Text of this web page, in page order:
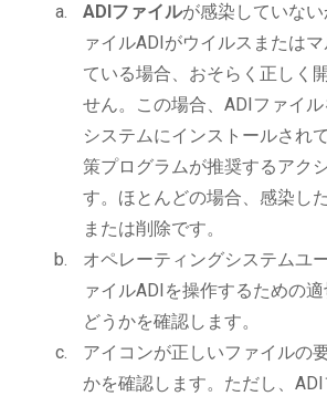
ADIファイルが感染していな
ァイルADIがウイルスまたは
ている場合、おそらく正しく
せん。この場合、ADIファイル
システムにインストールされ
策プログラムが推奨するアク
す。ほとんどの場合、感染し
または削除です。
オペレーティングシステムユ
ァイルADIを操作するための
どうかを確認します。
アイコンが正しいファイルの
かを確認します。ただし、